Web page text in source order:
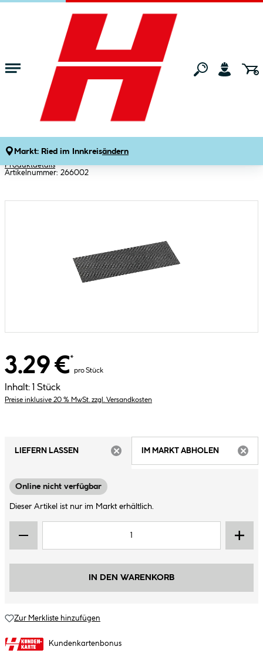
Zum Hauptinhalt springen
Markt: Ried im Innkreisändern
Bauen & Renovieren Malerwerkzeug
Color Expert Schleifgitter
Stück
Produktdetails
Artikelnummer: 266002
3.29 €*
pro Stück
Inhalt: 1 Stück
Preise inklusive 20 % MwSt. zzgl. Versandkosten
LIEFERN LASSEN
IM MARKT ABHOLEN
Online nicht verfügbar
Dieser Artikel ist nur im Markt erhältlich.
IN DEN WARENKORB
Zur Merkliste hinzufügen
Kundenkartenbonus